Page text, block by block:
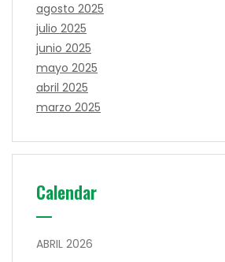
agosto 2025
julio 2025
junio 2025
mayo 2025
abril 2025
marzo 2025
Calendar
ABRIL 2026